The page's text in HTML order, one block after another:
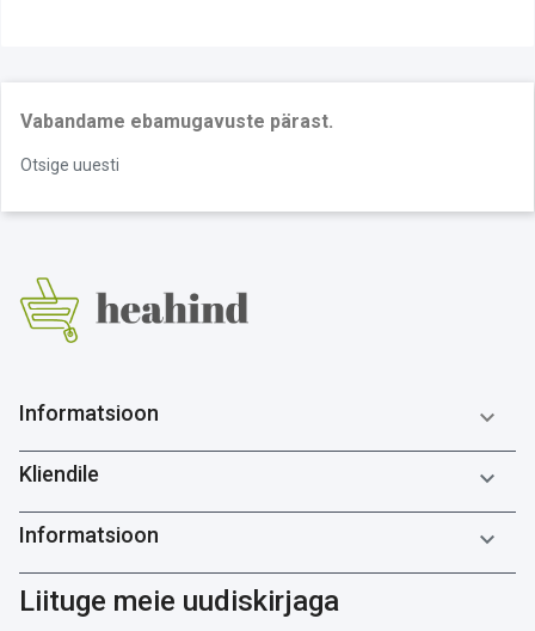
Vabandame ebamugavuste pärast.
Otsige uuesti
Informatsioon 
Kliendile 
Informatsioon 
Liituge meie uudiskirjaga